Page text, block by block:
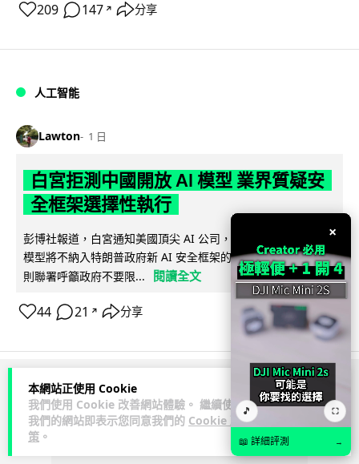
本網站正使用 Cookie
我們使用 Cookie 改善網站體驗。 繼續使用
我們的網站即表示您同意我們的 Cookie 政
策 。
209 147 ↗ 分享
人工智能
Lawton 1 日
白宮拒測中國開放 AI 模型 業界質疑安
全框架選擇性執行
彭博社報道，白宮通知美國頂尖 AI 公司，中國開發的開放權重
模型將不納入特朗普政府新 AI 安全框架的測試範圍。美國業界
則聯署呼籲政府不要限...
閱讀全文
44 21 ↗ 分享
ADVERTISEMENT
×
🎵 ⛶
📖 詳細評測 →